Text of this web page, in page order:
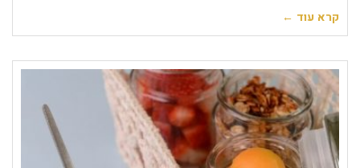
קרא עוד ←